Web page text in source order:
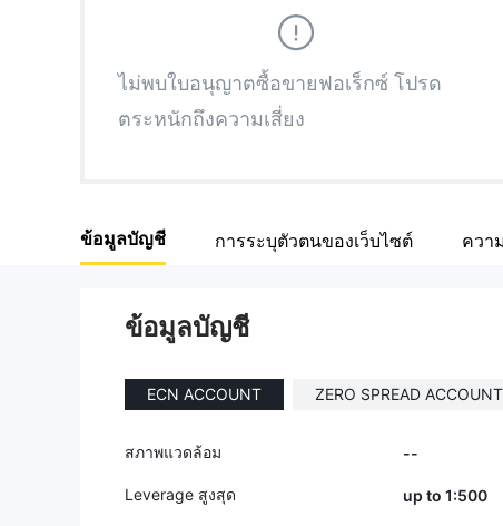
6
7
9
4
5
8
9
4
5
8
9
ไม่พบใบอนุญาตซื้อขายฟอเร็กซ์ โปรด
ตระหนักถึงความเสี่ยง
ข้อมูลบัญชี การระบุตัวตนของเว็บไซต์ ควา
ข้อมูลบัญชี
ECN ACCOUNT ZERO SPREAD ACCOUNT
สภาพแวดล้อม --
Leverage สูงสุด up to 1:500